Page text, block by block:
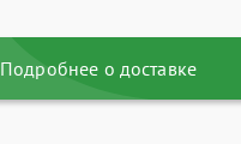
Подробнее о доставке